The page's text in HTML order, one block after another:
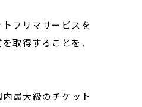
フリマサービスを
取得することを、
最大級のチケット